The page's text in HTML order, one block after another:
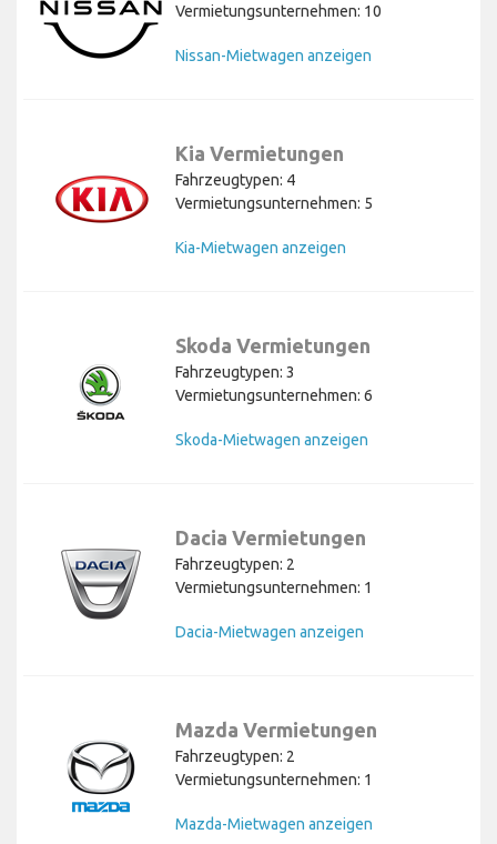
Vermietungsunternehmen: 10
Nissan-Mietwagen anzeigen
Kia Vermietungen
Fahrzeugtypen: 4
Vermietungsunternehmen: 5
Kia-Mietwagen anzeigen
Skoda Vermietungen
Fahrzeugtypen: 3
Vermietungsunternehmen: 6
Skoda-Mietwagen anzeigen
Dacia Vermietungen
Fahrzeugtypen: 2
Vermietungsunternehmen: 1
Dacia-Mietwagen anzeigen
Mazda Vermietungen
Fahrzeugtypen: 2
Vermietungsunternehmen: 1
Mazda-Mietwagen anzeigen